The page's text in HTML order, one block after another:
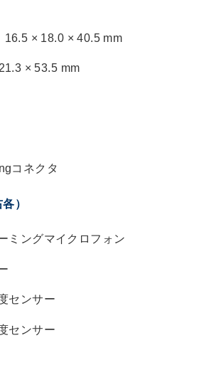
× 18.0 × 40.5 mm
× 53.5 mm
コネクタ
）
ミングマイクロフォン
センサー
センサー